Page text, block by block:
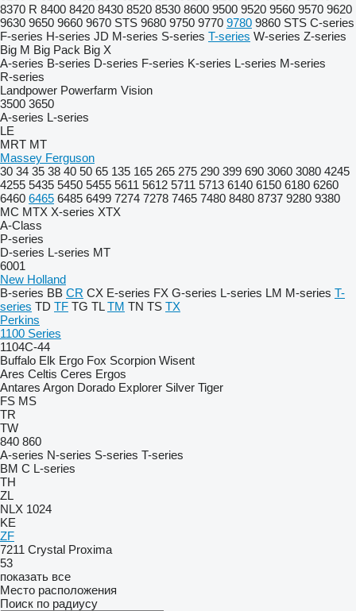
8370 R 8400 8420 8430 8520 8530 8600 9500 9520 9560 9570 9620
9630 9650 9660 9670 STS 9680 9750 9770 9780 9860 STS C-series
F-series H-series JD M-series S-series T-series W-series Z-series
Big M Big Pack Big X
A-series B-series D-series F-series K-series L-series M-series
R-series
Landpower Powerfarm Vision
3500 3650
A-series L-series
LE
MRT MT
Massey Ferguson
30 34 35 38 40 50 65 135 165 265 275 290 399 690 3060 3080 4245
4255 5435 5450 5455 5611 5612 5711 5713 6140 6150 6180 6260
6460 6465 6485 6499 7274 7278 7465 7480 8480 8737 9280 9380
MC MTX X-series XTX
A-Class
P-series
D-series L-series MT
6001
New Holland
B-series BB CR CX E-series FX G-series L-series LM M-series T-
series TD TF TG TL TM TN TS TX
Perkins
1100 Series
1104C-44
Buffalo Elk Ergo Fox Scorpion Wisent
Ares Celtis Ceres Ergos
Antares Argon Dorado Explorer Silver Tiger
FS MS
TR
TW
840 860
A-series N-series S-series T-series
BM C L-series
TH
ZL
NLX 1024
KE
ZF
7211 Crystal Proxima
53
показать все
Место расположения
Поиск по радиусу